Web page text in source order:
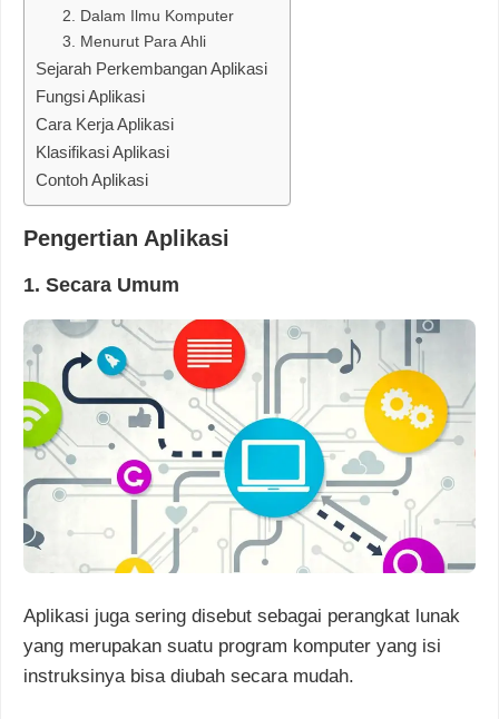
2. Dalam Ilmu Komputer
3. Menurut Para Ahli
Sejarah Perkembangan Aplikasi
Fungsi Aplikasi
Cara Kerja Aplikasi
Klasifikasi Aplikasi
Contoh Aplikasi
Pengertian Aplikasi
1. Secara Umum
Aplikasi juga sering disebut sebagai perangkat lunak
yang merupakan suatu program komputer yang isi
instruksinya bisa diubah secara mudah.